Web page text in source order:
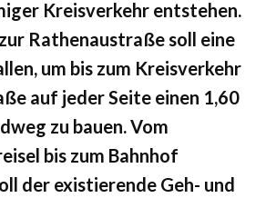
Kreisverkehr entstehen.
Rathenaustraße soll eine
um bis zum Kreisverkehr
auf jeder Seite einen 1,60
zu bauen. Vom
bis zum Bahnhof
der existierende Geh- und